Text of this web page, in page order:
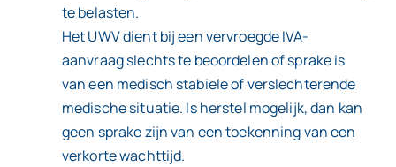
te belasten.
Het UWV dient bij een vervroegde IVA-
aanvraag slechts te beoordelen of sprake is
van een medisch stabiele of verslechterende
medische situatie. Is herstel mogelijk, dan kan
geen sprake zijn van een toekenning van een
verkorte wachttijd.